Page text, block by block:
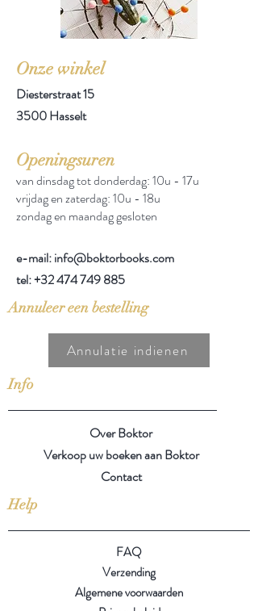
Onze winkel
Diesterstraat 15
3500 Hasselt
Openingsuren
van dinsdag tot donderdag: 10u - 17u
vrijdag en zaterdag: 10u - 18u
zondag en maandag gesloten
e-mail: info@boktorbooks.com
tel:+32 474 749 885
Annuleer een bestelling
Annulatie indienen
Info
Over Boktor
Verkoop uw boeken aan Boktor
Contact
Help
FAQ
Verzending
Algemene voorwaarden